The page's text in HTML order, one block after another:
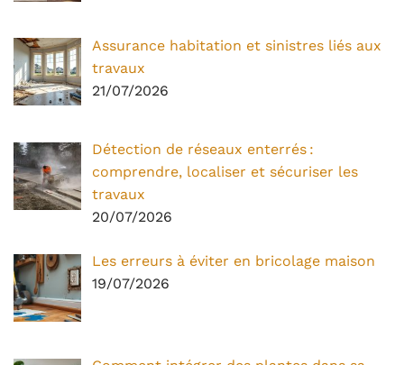
Assurance habitation et sinistres liés aux
travaux
21/07/2026
Détection de réseaux enterrés :
comprendre, localiser et sécuriser les
travaux
20/07/2026
Les erreurs à éviter en bricolage maison
19/07/2026